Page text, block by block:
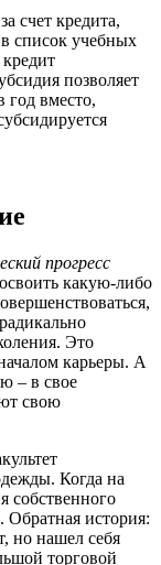
счет кредита,
список учебных
позволяет
год вместо,
прогресс
какую-либо
Это
карьеры. А
– в свое
свою
Когда на
собственного
Обратная история:
но нашел себя
торговой